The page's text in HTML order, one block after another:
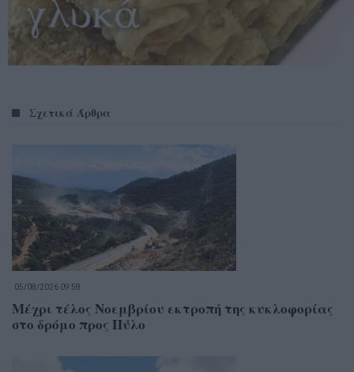
Σχετικά Άρθρα
05/08/2026 09:58
Μέχρι τέλος Νοεμβρίου εκτροπή της κυκλοφορίας
στο δρόμο προς Πύλο